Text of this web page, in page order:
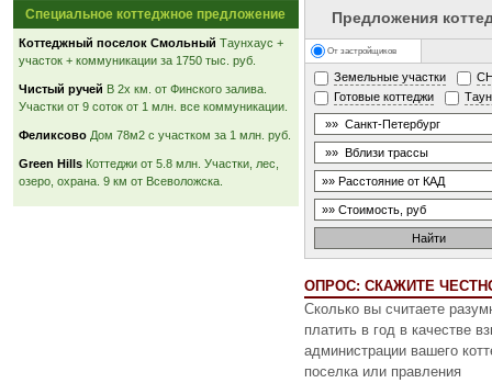
Специальное коттеджное предложение
Коттеджный поселок Смольный Таунхаус +
участок + коммуникации за 1750 тыс. руб.
Чистый ручей В 2х км. от Финского залива.
Участки от 9 соток от 1 млн. все коммуникации.
Феликсово Дом 78м2 с участком за 1 млн. руб.
Green Hills Коттеджи от 5.8 млн. Участки, лес,
озеро, охрана. 9 км от Всеволожска.
Предложения
От застройщиков
Земельные участки
Готовые коттеджи
ОПРОС: СКАЖИТЕ
Сколько вы считаете
платить в год в качестве
администрации вашего
поселка или правления